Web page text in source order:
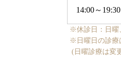
14:00～19:30
※休診日：日曜
※日曜日の診療
(日曜診療は変